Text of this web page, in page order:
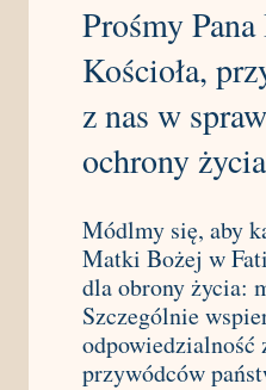
Prośmy
Kościoła,
z nas w
ochrony
Módlmy się, aby
Matki Bożej w
dla obrony życia:
Szczególnie
odpowiedzialność
przywódców